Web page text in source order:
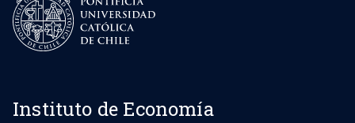
Instituto de Economía